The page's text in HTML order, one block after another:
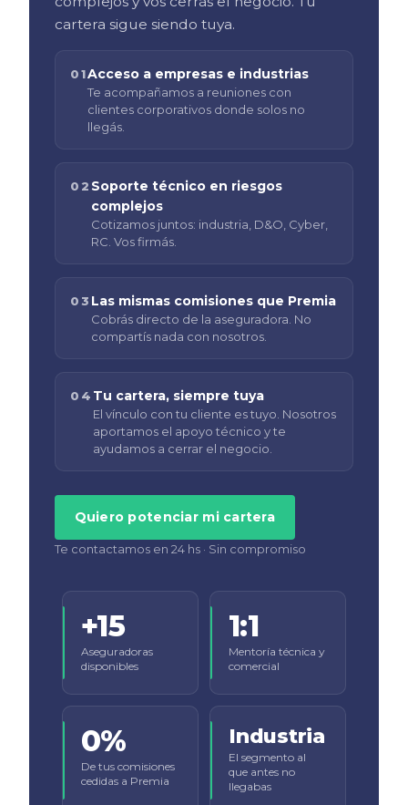
cartera sigue siendo tuya.
01Acceso a empresas e industrias
Te acompañamos a reuniones con
clientes corporativos donde solos no
llegás.
02 Soporte técnico en riesgos
complejos
Cotizamos juntos: industria, D&O, Cyber,
RC. Vos firmás.
03 Las mismas comisiones que Premia
Cobrás directo de la aseguradora. No
compartís nada con nosotros.
04 Tu cartera, siempre tuya
El vínculo con tu cliente es tuyo. Nosotros
aportamos el apoyo técnico y te
ayudamos a cerrar el negocio.
Quiero potenciar mi cartera
Te contactamos en 24 hs · Sin compromiso
+15
Aseguradoras
disponibles
1:1
Mentoría técnica y
comercial
0%
De tus comisiones
cedidas a Premia
Industria
El segmento al
que antes no
llegabas